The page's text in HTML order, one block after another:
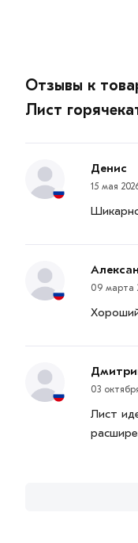
Отзывы к
Лист
Денис
15 мая
09 марта
03
Лист